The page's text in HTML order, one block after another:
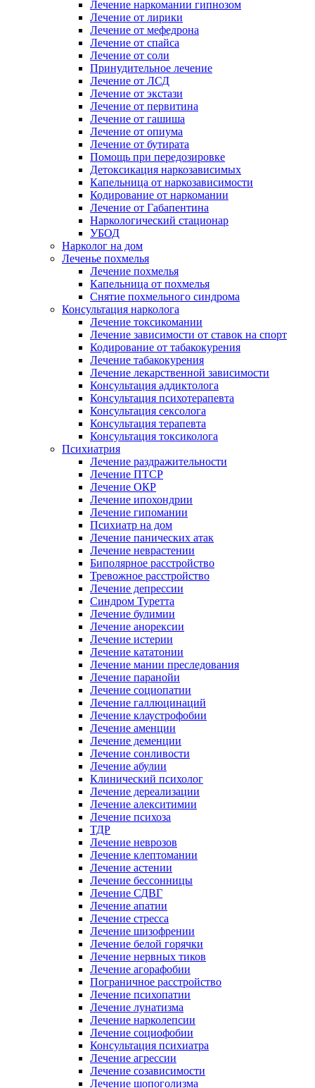
Лечение наркомании гипнозом
Лечение от лирики
Лечение от мефедрона
Лечение от спайса
Лечение от соли
Принудительное лечение
Лечение от ЛСД
Лечение от экстази
Лечение от первитина
Лечение от гашиша
Лечение от опиума
Лечение от бутирата
Помощь при передозировке
Детоксикация наркозависимых
Капельница от наркозависимости
Кодирование от наркомании
Лечение от Габапентина
Наркологический стационар
УБОД
Нарколог на дом
Леченье похмелья
Лечение похмелья
Капельница от похмелья
Снятие похмельного синдрома
Консультация нарколога
Лечение токсикомании
Лечение зависимости от ставок на спорт
Кодирование от табакокурения
Лечение табакокурения
Лечение лекарственной зависимости
Консультация аддиктолога
Консультация психотерапевта
Консультация сексолога
Консультация терапевта
Консультация токсиколога
Психиатрия
Лечение раздражительности
Лечение ПТСР
Лечение ОКР
Лечение ипохондрии
Лечение гипомании
Психиатр на дом
Лечение панических атак
Лечение неврастении
Биполярное расстройство
Тревожное расстройство
Лечение депрессии
Синдром Туретта
Лечение булимии
Лечение анорексии
Лечение истерии
Лечение кататонии
Лечение мании преследования
Лечение паранойи
Лечение социопатии
Лечение галлюцинаций
Лечение клаустрофобии
Лечение аменции
Лечение деменции
Лечение сонливости
Лечение абулии
Клинический психолог
Лечение дереализации
Лечение алекситимии
Лечение психоза
ТДР
Лечение неврозов
Лечение клептомании
Лечение астении
Лечение бессонницы
Лечение СДВГ
Лечение апатии
Лечение стресса
Лечение шизофрении
Лечение белой горячки
Лечение нервных тиков
Лечение агорафобии
Пограничное расстройство
Лечение психопатии
Лечение лунатизма
Лечение нарколепсии
Лечение социофобии
Консультация психиатра
Лечение агрессии
Лечение созависимости
Лечение шопоголизма